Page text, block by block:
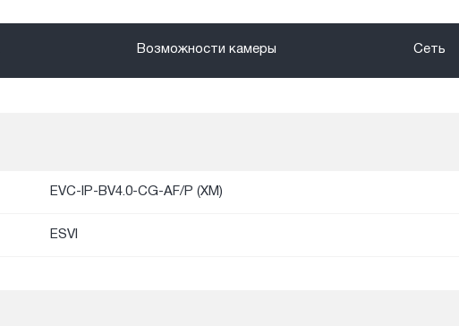
Возможности камеры Сеть
EVC-IP-BV4.0-CG-AF/P (XM)
ESVI